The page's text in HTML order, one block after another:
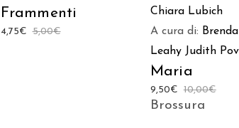
Frammenti
5,00€
4,75€
Chiara Lubich
A cura di:
Leahy Judith
Maria
10,00€
9,50€
Brossura